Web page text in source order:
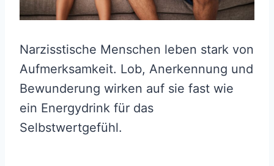
Narzisstische Menschen leben stark von
Aufmerksamkeit. Lob, Anerkennung und
Bewunderung wirken auf sie fast wie
ein Energydrink für das
Selbstwertgefühl.